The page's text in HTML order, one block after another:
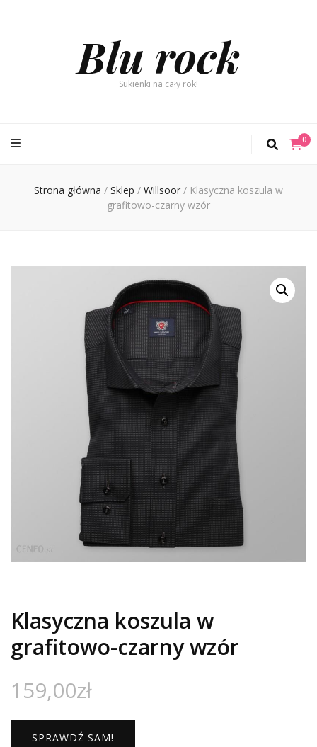
Blu rock
Sukienki na cały rok!
0
Strona główna / Sklep / Willsoor / Klasyczna koszula w
grafitowo-czarny wzór
Klasyczna koszula w
grafitowo-czarny wzór
159,00zł
SPRAWDŹ SAM!